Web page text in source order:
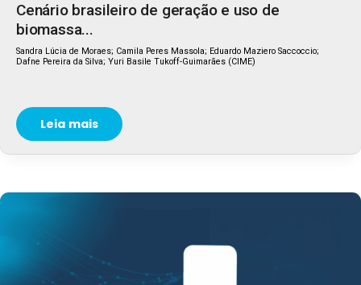
Cenário brasileiro de geração e uso de
biomassa...
Sandra Lúcia de Moraes; Camila Peres Massola; Eduardo Maziero Saccoccio;
Dafne Pereira da Silva; Yuri Basile Tukoff-Guimarães (CIME)
Leia mais